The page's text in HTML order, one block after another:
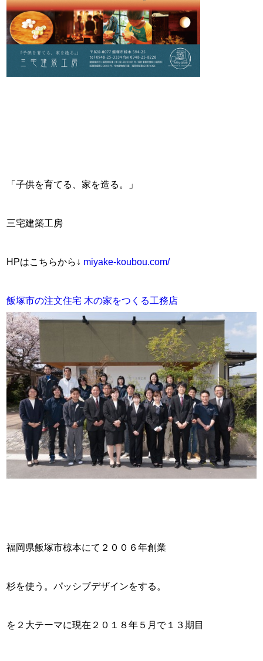
「子供を育てる、家を造る。」
三宅建築工房
HPはこちらから↓ miyake-koubou.com/
飯塚市の注文住宅 木の家をつくる工務店
福岡県飯塚市椋本にて２００６年創業
杉を使う。パッシブデザインをする。
を２大テーマに現在２０１８年５月で１３期目